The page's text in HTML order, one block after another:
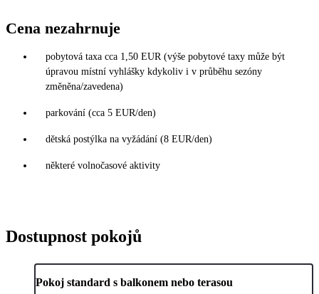
Cena nezahrnuje
pobytová taxa cca 1,50 EUR (výše pobytové taxy může být
úpravou místní vyhlášky kdykoliv i v průběhu sezóny
změněna/zavedena)
parkování (cca 5 EUR/den)
dětská postýlka na vyžádání (8 EUR/den)
některé volnočasové aktivity
Dostupnost pokojů
Pokoj standard s balkonem nebo terasou